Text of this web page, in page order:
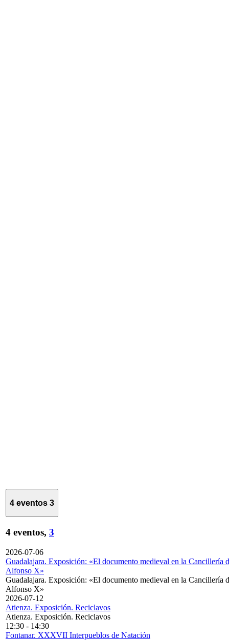
4 eventos 3
4 eventos, 3
2026-07-06
Guadalajara. Exposición: «El documento medieval en la Cancillería
Alfonso X»
Guadalajara. Exposición: «El documento medieval en la Cancillería
Alfonso X»
2026-07-12
Atienza. Exposición. Reciclavos
Atienza. Exposición. Reciclavos
12:30 - 14:30
Fontanar. XXXVII Interpueblos de Natación